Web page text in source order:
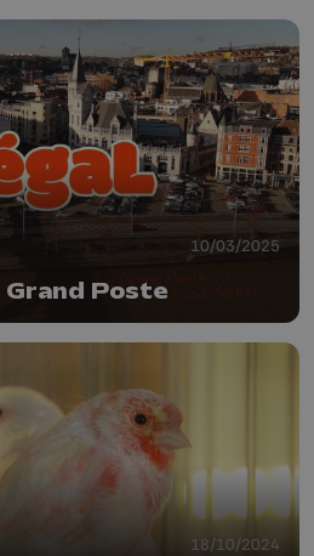
10/03/2025
Grand Poste
18/10/2024